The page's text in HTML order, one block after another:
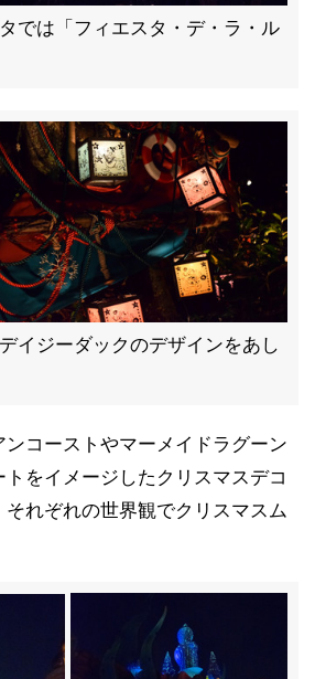
では「フィエスタ・デ・ラ・ル
イジーダックのデザインをあし
コーストやマーメイドラグーン
をイメージしたクリスマスデコ
それぞれの世界観でクリスマスム